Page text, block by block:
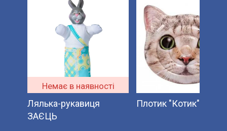
Немає в наявності
Лялька-рукавиця
ЗАЄЦЬ
Плотик "Котик".